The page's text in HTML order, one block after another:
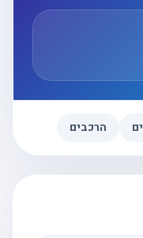
הרכבים